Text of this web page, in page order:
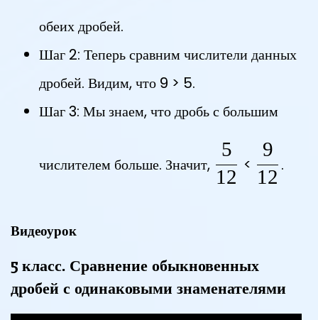
обеих дробей.
Шаг 2: Теперь сравним числители данных
дробей. Видим, что 9 > 5.
Шаг 3: Мы знаем, что дробь с большим
числителем больше. Значит,
12
5
<
12
9
.
Видеоурок
5 класс. Сравнение обыкновенных
дробей с одинаковыми знаменателями